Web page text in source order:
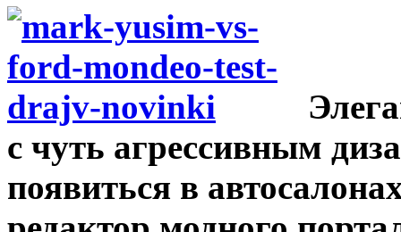
с чуть агрессивным
появиться в